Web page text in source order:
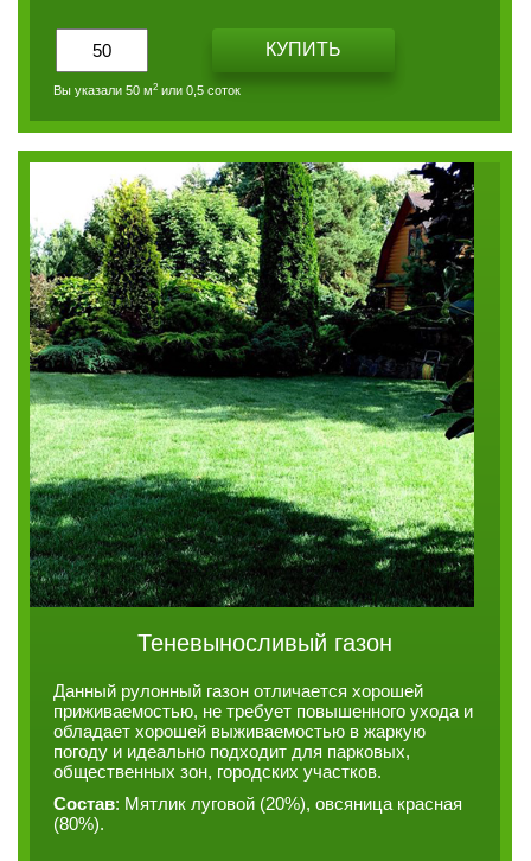
КУПИТЬ
Вы указали 50 м2 или 0,5 соток
Теневыносливый газон
Данный рулонный газон отличается хорошей
приживаемостью, не требует повышенного ухода и
обладает хорошей выживаемостью в жаркую
погоду и идеально подходит для парковых,
общественных зон, городских участков.
Состав: Мятлик луговой (20%), овсяница красная
(80%).